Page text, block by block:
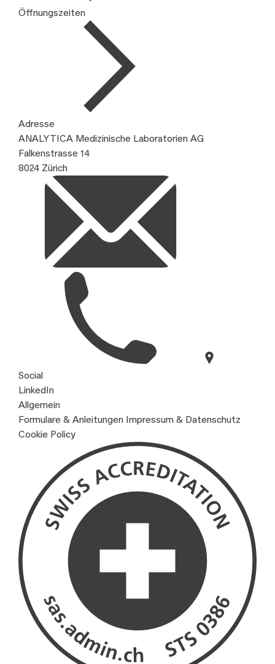
Öffnungszeiten
Adresse
ANALYTICA Medizinische Laboratorien AG
Falkenstrasse 14
8024 Zürich
Social
LinkedIn
Allgemein
Formulare & Anleitungen Impressum & Datenschutz
Cookie Policy